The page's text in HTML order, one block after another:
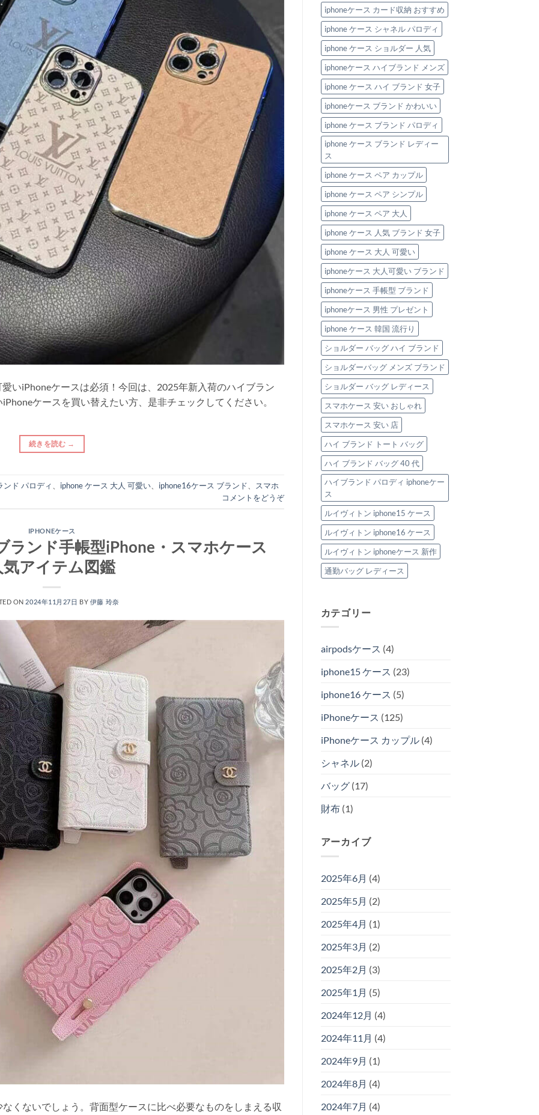
いiPhoneケースは必須！今回は、2025年新入荷のハイブラン
ケースを買い替えたい方、是非チェックしてください。
続きを読む →
ンド パロディ iphone ケース 大人 可愛い iphone16ケース ブランド
スマホ
コメントをどうぞ
IPHONEケース
ランド手帳型iPhone・スマホケース
気アイテム図鑑
ON 2024年11月27日 BY 伊藤 玲奈
くないでしょう。背面型ケースに比べ必要なものをしまえる収
iphoneケース カード収納 おすすめ
iphone ケース シャネル パロディ
iphone ケース ショルダー 人気
iphoneケース ハイブランド メンズ
iphone ケース ハイ ブランド 女子
iphoneケース ブランド かわいい
iphone ケース ブランド パロディ
iphone ケース ブランド レディー
ス
iphone ケース ペア カップル
iphone ケース ペア シンプル
iphone ケース ペア 大人
iphone ケース 人気 ブランド 女子
iphone ケース 大人 可愛い
iphoneケース 大人可愛い ブランド
iphoneケース 手帳型 ブランド
iphoneケース 男性 プレゼント
iphone ケース 韓国 流行り
ショルダー バッグ ハイ ブランド
ショルダーバッグ メンズ ブランド
ショルダー バッグ レディース
スマホケース 安い おしゃれ
スマホケース 安い 店
ハイ ブランド トート バッグ
ハイ ブランド バッグ 40 代
ハイブランド パロディ iphoneケー
ス
ルイヴィトン iphone15 ケース
ルイヴィトン iphone16 ケース
ルイヴィトン iphoneケース 新作
通勤バッグ レディース
カテゴリー
airpodsケース (4)
iphone15 ケース (23)
iphone16 ケース (5)
iPhoneケース (125)
iPhoneケース カップル(4)
シャネル(2)
バッグ(17)
財布(1)
アーカイブ
2025年6月 (4)
2025年5月 (2)
2025年4月 (1)
2025年3月 (2)
2025年2月 (3)
2025年1月 (5)
2024年12月 (4)
2024年11月 (4)
2024年9月 (1)
2024年8月 (4)
2024年7月 (4)